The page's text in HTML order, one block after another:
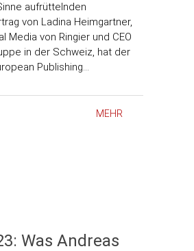
aufrüttelnden
von Ladina Heimgartner,
Media von Ringier und CEO
in der Schweiz, hat der
Publishing…
MEHR
Was Andreas